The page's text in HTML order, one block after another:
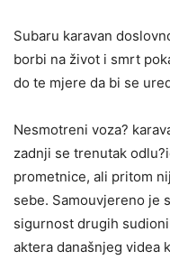
Subaru karavan
borbi na život i smrt
do te mjere da bi se
Nesmotreni voza?
zadnji se trenutak
prometnice, ali pritom
sebe. Samouvjereno je
sigurnost drugih
aktera današnjeg videa